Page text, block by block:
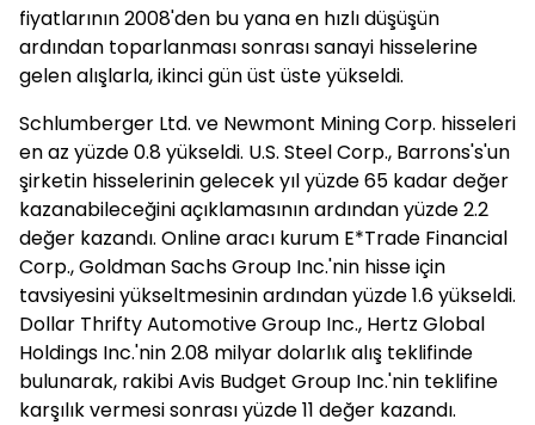
fiyatlarının 2008'den bu yana en hızlı düşüşün
ardından toparlanması sonrası sanayi hisselerine
gelen alışlarla, ikinci gün üst üste yükseldi.
Schlumberger Ltd. ve Newmont Mining Corp. hisseleri
en az yüzde 0.8 yükseldi. U.S. Steel Corp., Barrons's'un
şirketin hisselerinin gelecek yıl yüzde 65 kadar değer
kazanabileceğini açıklamasının ardından yüzde 2.2
değer kazandı. Online aracı kurum E*Trade Financial
Corp., Goldman Sachs Group Inc.'nin hisse için
tavsiyesini yükseltmesinin ardından yüzde 1.6 yükseldi.
Dollar Thrifty Automotive Group Inc., Hertz Global
Holdings Inc.'nin 2.08 milyar dolarlık alış teklifinde
bulunarak, rakibi Avis Budget Group Inc.'nin teklifine
karşılık vermesi sonrası yüzde 11 değer kazandı.